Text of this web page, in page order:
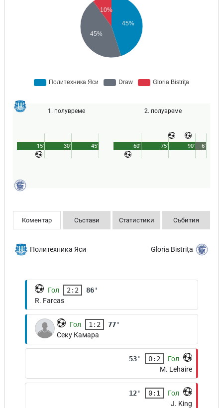
1. полувреме
45'
15' 30'
2. полувреме
90'
60' 75' 6'
Коментар Състави Статистики Събития
Политехника Яси Gloria Bistriţa
Гол 2:2
86'
R. Farcas
Гол 1:2
77'
Секу Камара
53' 0:2
Гол
M. Lehaire
12' 0:1
Гол
J. King